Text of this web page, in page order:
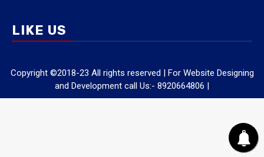
LIKE US
Copyright ©2018-23 All rights reserved | For Website Designing
and Development call Us:- 8920664806 |